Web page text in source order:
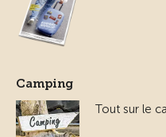
Camping
Tout sur le